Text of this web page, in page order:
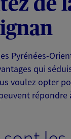
Clv
Agent Général
Ambroise Croizat,
: Fermé
à 09:00
de
Pyrénées-
qui
voulez opter